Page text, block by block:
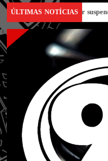
ÚLTIMAS NOTÍCIAS
AGU quer suspender a